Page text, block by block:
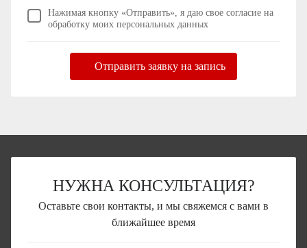
Нажимая кнопку «Отправить», я даю свое согласие на
обработку моих персональных данных
Отправить заявку на запись
НУЖНА КОНСУЛЬТАЦИЯ?
Оставьте свои контакты, и мы свяжемся с вами в
ближайшее время